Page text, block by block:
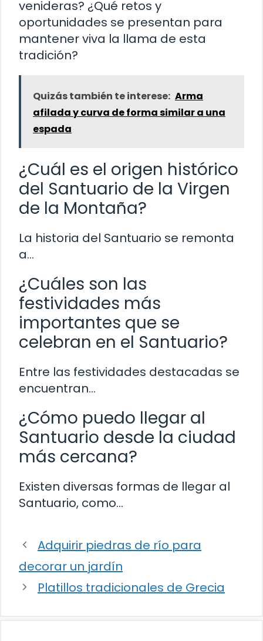
venideras? ¿Qué retos y
oportunidades se presentan para
mantener viva la llama de esta
tradición?
Quizás también te interese: Arma
afilada y curva de forma similar a una
espada
¿Cuál es el origen histórico
del Santuario de la Virgen
de la Montaña?
La historia del Santuario se remonta
a…
¿Cuáles son las
festividades más
importantes que se
celebran en el Santuario?
Entre las festividades destacadas se
encuentran…
¿Cómo puedo llegar al
Santuario desde la ciudad
más cercana?
Existen diversas formas de llegar al
Santuario, como…
Adquirir piedras de río para
decorar un jardín
Platillos tradicionales de Grecia